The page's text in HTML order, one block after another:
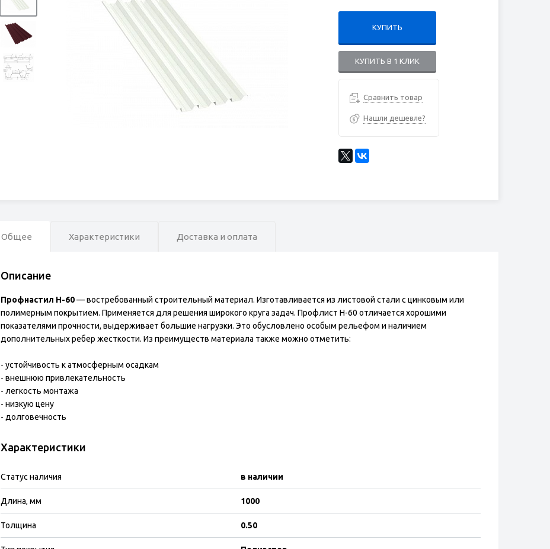
КУПИТЬ
КУПИТЬ В 1 КЛИК
Сравнить товар
Нашли дешевле?
Общее Характеристики Доставка и оплата
Описание
Профнастил Н-60— востребованный строительный материал. Изготавливается из листовой стали с цинковым или
полимерным покрытием. Применяется для решения широкого круга задач. Профлист Н-60 отличается хорошими
показателями прочности, выдерживает большие нагрузки. Это обусловлено особым рельефом и наличием
дополнительных ребер жесткости. Из преимуществ материала также можно отметить:
- устойчивость к атмосферным осадкам
- внешнюю привлекательность
- легкость монтажа
- низкую цену
- долговечность
Характеристики
Статус наличия в наличии
Длина, мм 1000
Толщина 0.50